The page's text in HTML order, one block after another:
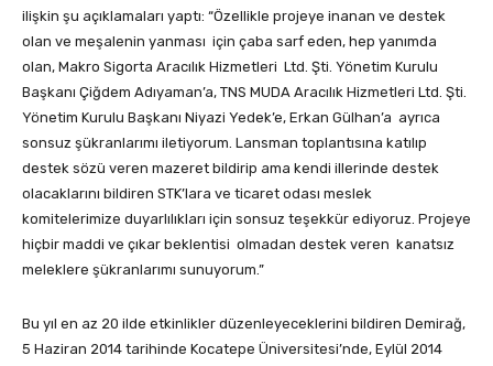
ilişkin şu açıklamaları yaptı: “Özellikle projeye inanan ve destek
olan ve meşalenin yanması için çaba sarf eden, hep yanımda
olan, Makro Sigorta Aracılık Hizmetleri Ltd. Şti. Yönetim Kurulu
Başkanı Çiğdem Adıyaman’a, TNS MUDA Aracılık Hizmetleri Ltd. Şti.
Yönetim Kurulu Başkanı Niyazi Yedek’e, Erkan Gülhan’a ayrıca
sonsuz şükranlarımı iletiyorum. Lansman toplantısına katılıp
destek sözü veren mazeret bildirip ama kendi illerinde destek
olacaklarını bildiren STK’lara ve ticaret odası meslek
komitelerimize duyarlılıkları için sonsuz teşekkür ediyoruz. Projeye
hiçbir maddi ve çıkar beklentisi olmadan destek veren kanatsız
meleklere şükranlarımı sunuyorum.”
Bu yıl en az 20 ilde etkinlikler düzenleyeceklerini bildiren Demirağ,
5 Haziran 2014 tarihinde Kocatepe Üniversitesi’nde, Eylül 2014